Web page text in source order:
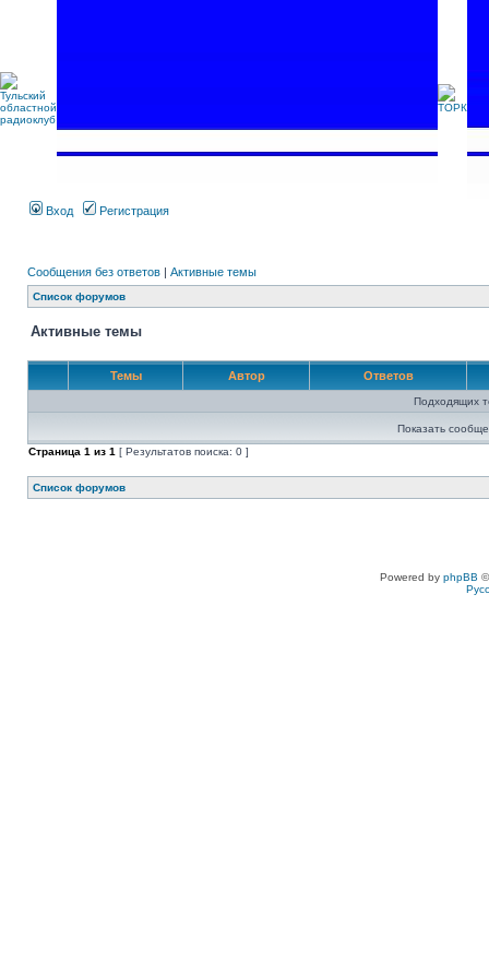
Вход Регистрация
Сообщения без ответов | Активные темы
Список форумов
Активные темы
Темы Автор Ответов
Подходящих
Показать
Страница 1 из 1 [ Результатов поиска: 0 ]
Список форумов
Powered by phpBB